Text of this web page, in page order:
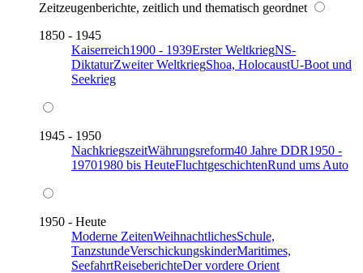
Zeitzeugenberichte, zeitlich und thematisch geordnet
1850 - 1945
Kaiserreich1900 - 1939Erster WeltkriegNS-
DiktaturZweiter WeltkriegShoa, HolocaustU-Boot und
Seekrieg
1945 - 1950
NachkriegszeitWährungsreform40 Jahre DDR1950 -
19701980 bis HeuteFluchtgeschichtenRund ums Auto
1950 - Heute
Moderne ZeitenWeihnachtlichesSchule,
TanzstundeVerschickungskinderMaritimes,
SeefahrtReiseberichteDer vordere Orient